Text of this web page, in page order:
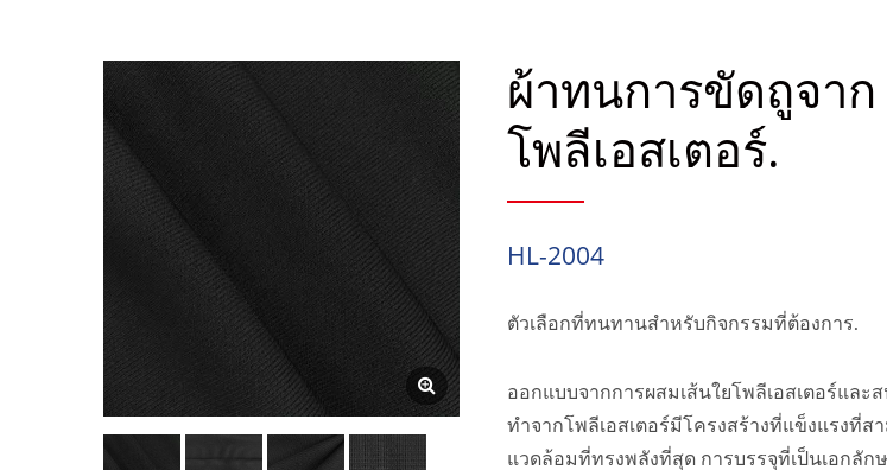
ผ้าทนการขัดถูจาก
โพลีเอสเตอร์.
HL-2004
ตัวเลือกที่ทนทานสำหรับกิจกรรมที่ต้องการ.
ออกแบบจากการผสมเส้นใยโพลีเอสเตอร์แล
ทำจากโพลีเอสเตอร์มีโครงสร้างที่แข็งแรงที่
แวดล้อมที่ทรงพลังที่สุด การบรรจุที่เป็นเอกลัก